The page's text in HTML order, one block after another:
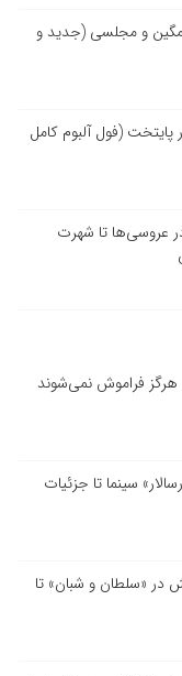
و مجلسی (جدید و
(فول آلبوم کامل
در عروسی‌ها تا شهرت
هرگز فراموش نمی‌شوند
سینما تا جزئیات
در «سلطان و شبان» تا